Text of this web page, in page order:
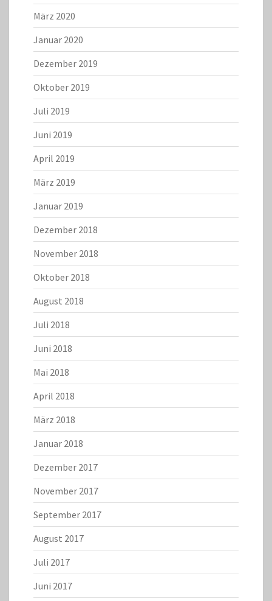
März 2020
Januar 2020
Dezember 2019
Oktober 2019
Juli 2019
Juni 2019
April 2019
März 2019
Januar 2019
Dezember 2018
November 2018
Oktober 2018
August 2018
Juli 2018
Juni 2018
Mai 2018
April 2018
März 2018
Januar 2018
Dezember 2017
November 2017
September 2017
August 2017
Juli 2017
Juni 2017